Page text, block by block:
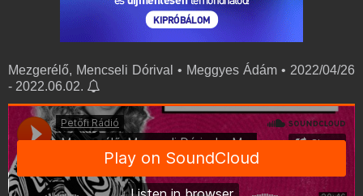
Mezgerélő, Mencseli Dórival • Meggyes Ádám • 2022/04/26
- 2022.06.02.